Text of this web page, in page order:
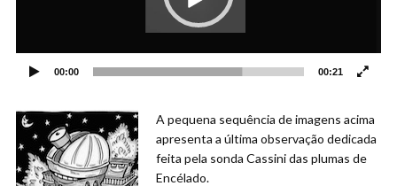
00:00 00:21
A pequena sequência de imagens acima
apresenta a última observação dedicada
feita pela sonda Cassini das plumas de
Encélado.